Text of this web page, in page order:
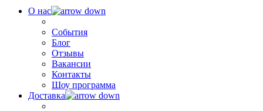
О нас
События
Блог
Отзывы
Вакансии
Контакты
Шоу программа
Доставка